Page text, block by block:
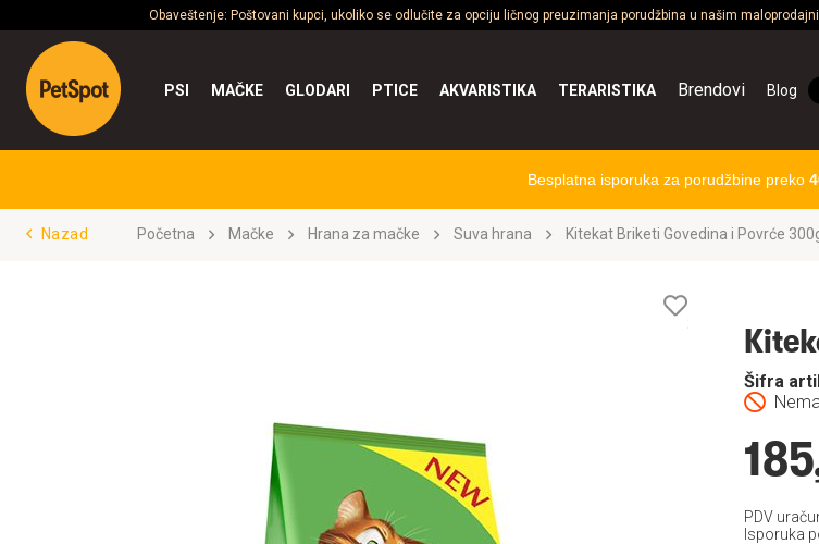
Obaveštenje: Poštovani kupci, ukoliko se odlučite za opciju ličnog preuzimanja porudžbina u našim
PSI MAČKE GLODARI PTICE AKVARISTIKA TERARISTIKA Brendovi Blog
Besplatna isporuka za porudžbine preko
Nazad Početna Mačke Hrana za mačke Suva hrana Kitekat Briketi Govedina i Povrće
želja
Šifra
PDV
Isporuka